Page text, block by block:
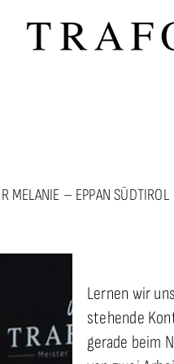
MELANIE – EPPAN SÜDTIROL
Lernen wir
stehende
gerade beim